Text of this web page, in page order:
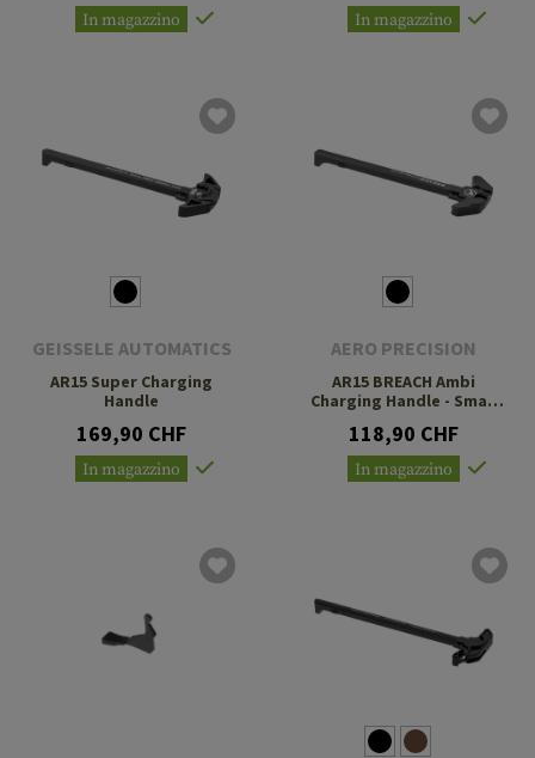
In magazzino In magazzino
GEISSELE AUTOMATICS
AR15 Super Charging
Handle
169,90 CHF
In magazzino
AERO PRECISION
AR15 BREACH Ambi
Charging Handle - Small
118,90 CHF
In magazzino